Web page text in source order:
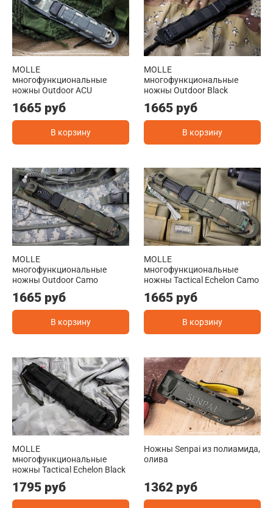
MOLLE
многофункциональные
ножны Outdoor ACU
1665 руб
В корзину
MOLLE
многофункциональные
ножны Outdoor Black
1665 руб
В корзину
MOLLE
многофункциональные
ножны Outdoor Camo
1665 руб
В корзину
MOLLE
многофункциональные
ножны Tactical Echelon Camo
1665 руб
В корзину
MOLLE
многофункциональные
ножны Tactical Echelon Black
1795 руб
Ножны Senpai из полиамида,
олива
1362 руб